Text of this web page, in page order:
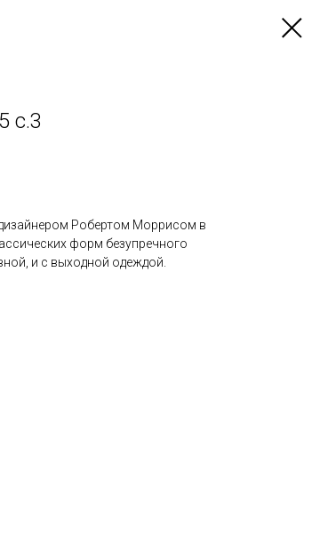
с.3
Робертом Моррисом в
форм безупречного
и с выходной одеждой.